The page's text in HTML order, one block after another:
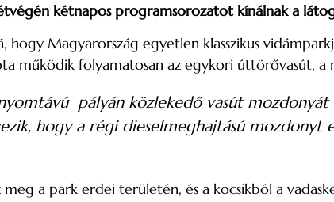
kétnapos programsorozatot kínálnak a
Magyarország egyetlen klasszikus
működik folyamatosan az egykori úttörővasút, a
pályán közlekedő vasút mozdonyát
hogy a régi dieselmeghajtású mozdonyt
a park erdei területén, és a kocsikból a